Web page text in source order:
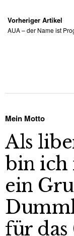
Vorheriger Artikel
AUA – der Name ist
Mein Motto
Als
bin
ein
für